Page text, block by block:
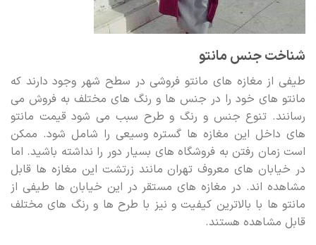
شناخت جنس مانتو
طیفی از مغازه های مانتو فروشی در سطح شهر وجود دارند که
مانتو های خود را در جنس ها و رنگ های مختلف به فروش می
رسانند. تنوع جنس و رنگ و طرح سبب می شود قیمت مانتو
های داخل این مغازه ها گستره وسیعی را شامل شود. ممکن
است زمان رفتن به فروشگاه های بسیار دور را نداشته باشید. اما
در خیابان های معروف تهران مانند زرتشت این مغازه ها قابل
مشاهده اند. در مغازه های مستقر در این خیابان ها طیفی از
مانتو ها با بالاترین کیفیت و نیز با طرح ها و رنگ های مختلف
قابل مشاهده هستند.